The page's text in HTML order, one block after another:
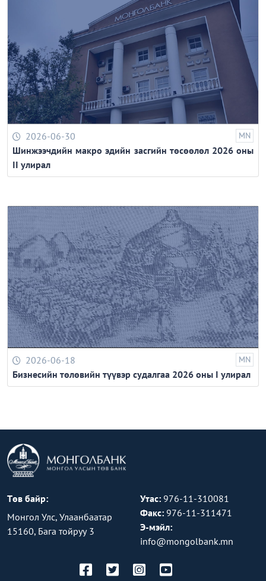
2026-06-30 MN
Шинжээчдийн макро эдийн засгийн төсөөлөл 2026 оны
II улирал
2026-06-18 MN
Бизнесийн төлөвийн түүвэр судалгаа 2026 оны I улирал
Төв байр:
Монгол Улс, Улаанбаатар
15160, Бага тойруу 3
Утас: 976-11-310081
Факс: 976-11-311471
Э-мэйл:
info@mongolbank.mn